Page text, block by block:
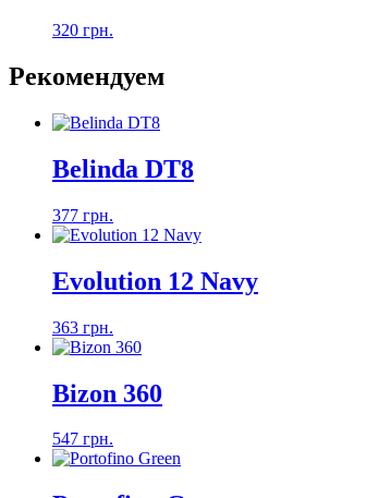
320 грн.
Рекомендуем
Belinda DT8
377 грн.
Evolution 12 Navy
363 грн.
Bizon 360
547 грн.